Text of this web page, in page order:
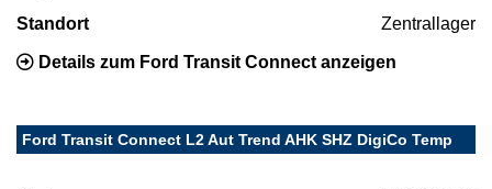
Standort Zentrallager
Details zum Ford Transit Connect anzeigen
Ford Transit Connect L2 Aut Trend AHK SHZ DigiCo Temp